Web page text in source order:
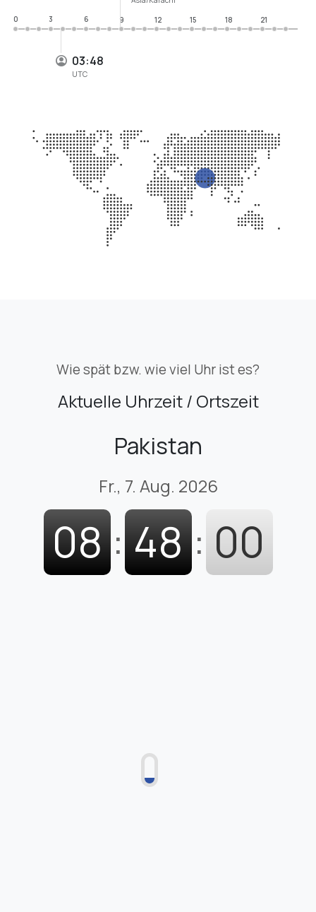
03:48
UTC
0
3 6 9 12 15 18 21
Wie spät bzw. wie viel Uhr ist es?
Aktuelle Uhrzeit / Ortszeit
Pakistan
Fr., 7. Aug. 2026
08 : 48 : 01